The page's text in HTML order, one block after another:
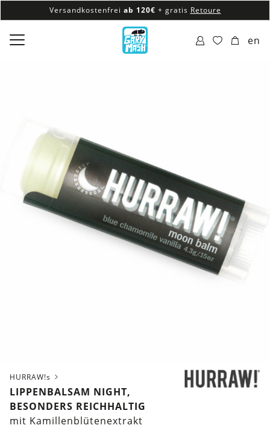
Versandkostenfrei ab 120€ + gratis Retoure
100% veganes & fair produziertes Sortiment
Versandkostenfrei ab 120€
en
HURRAW!s
LIPPENBALSAM NIGHT,
BESONDERS REICHHALTIG
mit Kamillenblütenextrakt